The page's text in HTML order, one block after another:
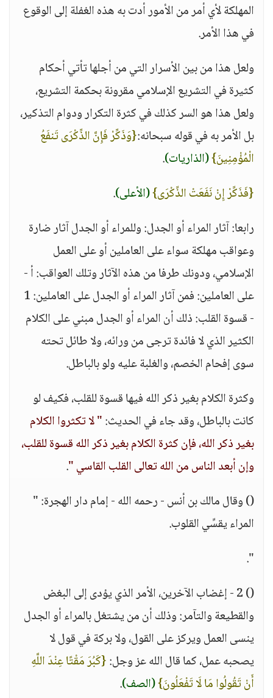
المهلكة لأي أمر من الأمور أدت به هذه الغفلة إلى الوقوع
في هذا الأمر.
ولعل هذا من بين الأسرار التي من أجلها تأتي أحكام
كثيرة في التشريع الإسلامي مقرونة بحكمة التشريع،
ولعل هذا هو السر كذلك في كثرة التكرار ودوام التذكير،
بل الأمر به في قوله سبحانه:{وَذَكِّرْ فَإِنَّ الذِّكْرَى تَنفَعُ
الْمُؤْمِنِينَ}(الذاريات).
{فَذَكِّرْ إِنْ نَفَعَتْ الذِّكْرَى}(الأعلى).
رابعا: آثار المراء أو الجدل: وللمراء أو الجدل آثار ضارة
وعواقب مهلكة سواء على العاملين أو على العمل
الإسلامي، ودونك طرفا من هذه الآثار وتلك العواقب: أ -
على العاملين: فمن آثار المراء أو الجدل على العاملين: 1
- قسوة القلب: ذلك أن المراء أو الجدل مبني على الكلام
الكثير الذي لا فائدة ترجى من ورائه، ولا طائل تحته
سوى إفحام الخصم، والغلبة عليه ولو بالباطل.
وكثرة الكلام بغير ذكر الله فيها قسوة للقلب، فكيف لو
كانت بالباطل، وقد جاء في الحديث:" لا تكثروا الكلام
بغير ذكر الله، فإن كثرة الكلام بغير ذكر الله قسوة للقلب،
وإن أبعد الناس من الله تعالى القلب القاسي ".
() وقال مالك بن أنس - رحمه الله - إمام دار الهجرة: "
المراء يقسِّي القلوب.
".
() 2 - إغضاب الآخرين، الأمر الذي يؤدى إلى البغض
والقطيعة والتآمر: وذلك أن من يشتغل بالمراء أو الجدل
ينسى العمل ويركز على القول، ولا بركة في قول لا
يصحبه عمل، كما قال الله عز وجل:{كَبُرَ مَقْتًا عِنْدَ اللَّهِ
أَنْ تَقُولُوا مَا لَا تَفْعَلُونَ}(الصف).